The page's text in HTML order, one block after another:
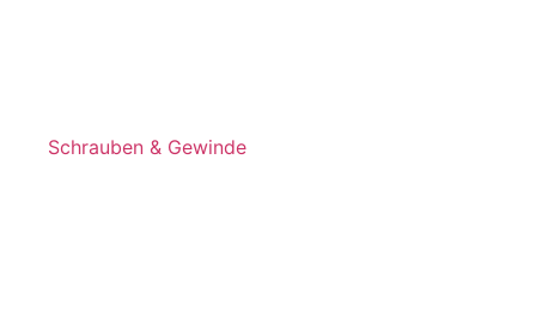
Schrauben & Gewinde